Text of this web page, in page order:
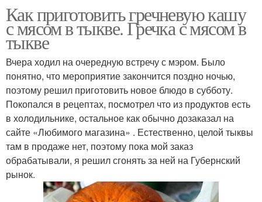
Как приготовить гречневую кашу
с мясом в тыкве. Гречка с мясом в
тыкве
Вчера ходил на очередную встречу с мэром. Было
понятно, что мероприятие закончится поздно ночью,
поэтому решил приготовить новое блюдо в субботу.
Покопался в рецептах, посмотрел что из продуктов есть
в холодильнике, остальное как обычно дозаказал на
сайте «Любимого магазина» . Естественно, целой тыквы
там в продаже нет, поэтому пока мой заказ
обрабатывали, я решил сгонять за ней на Губернский
рынок.